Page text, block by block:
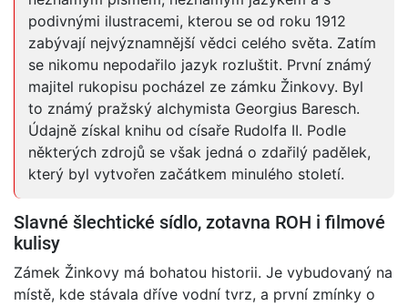
podivnými ilustracemi, kterou se od roku 1912
zabývají nejvýznamnější vědci celého světa. Zatím
se nikomu nepodařilo jazyk rozluštit. První známý
majitel rukopisu pocházel ze zámku Žinkovy. Byl
to známý pražský alchymista Georgius Baresch.
Údajně získal knihu od císaře Rudolfa II. Podle
některých zdrojů se však jedná o zdařilý padělek,
který byl vytvořen začátkem minulého století.
Slavné šlechtické sídlo, zotavna ROH i filmové
kulisy
Zámek Žinkovy má bohatou historii. Je vybudovaný na
místě, kde stávala dříve vodní tvrz, a první zmínky o